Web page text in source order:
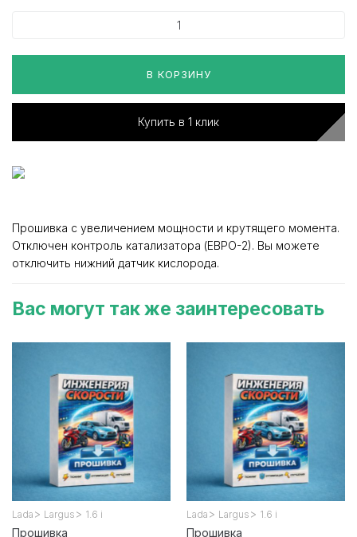
В КОРЗИНУ
Купить в 1 клик
Прошивка с увеличением мощности и крутящего момента.
Отключен контроль катализатора (ЕВРО-2). Вы можете
отключить нижний датчик кислорода.
Вас могут так же заинтересовать
Lada > Largus > 1.6 i
Прошивка
Lada > Largus > 1.6 i
Прошивка